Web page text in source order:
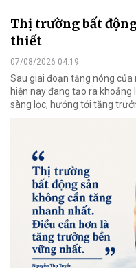
Thị trường bất
thiết
07/08/2026 04:19
Sau giai đoạn tăng nóng
hiện nay đang tạo ra
sàng lọc, hướng tới tăng